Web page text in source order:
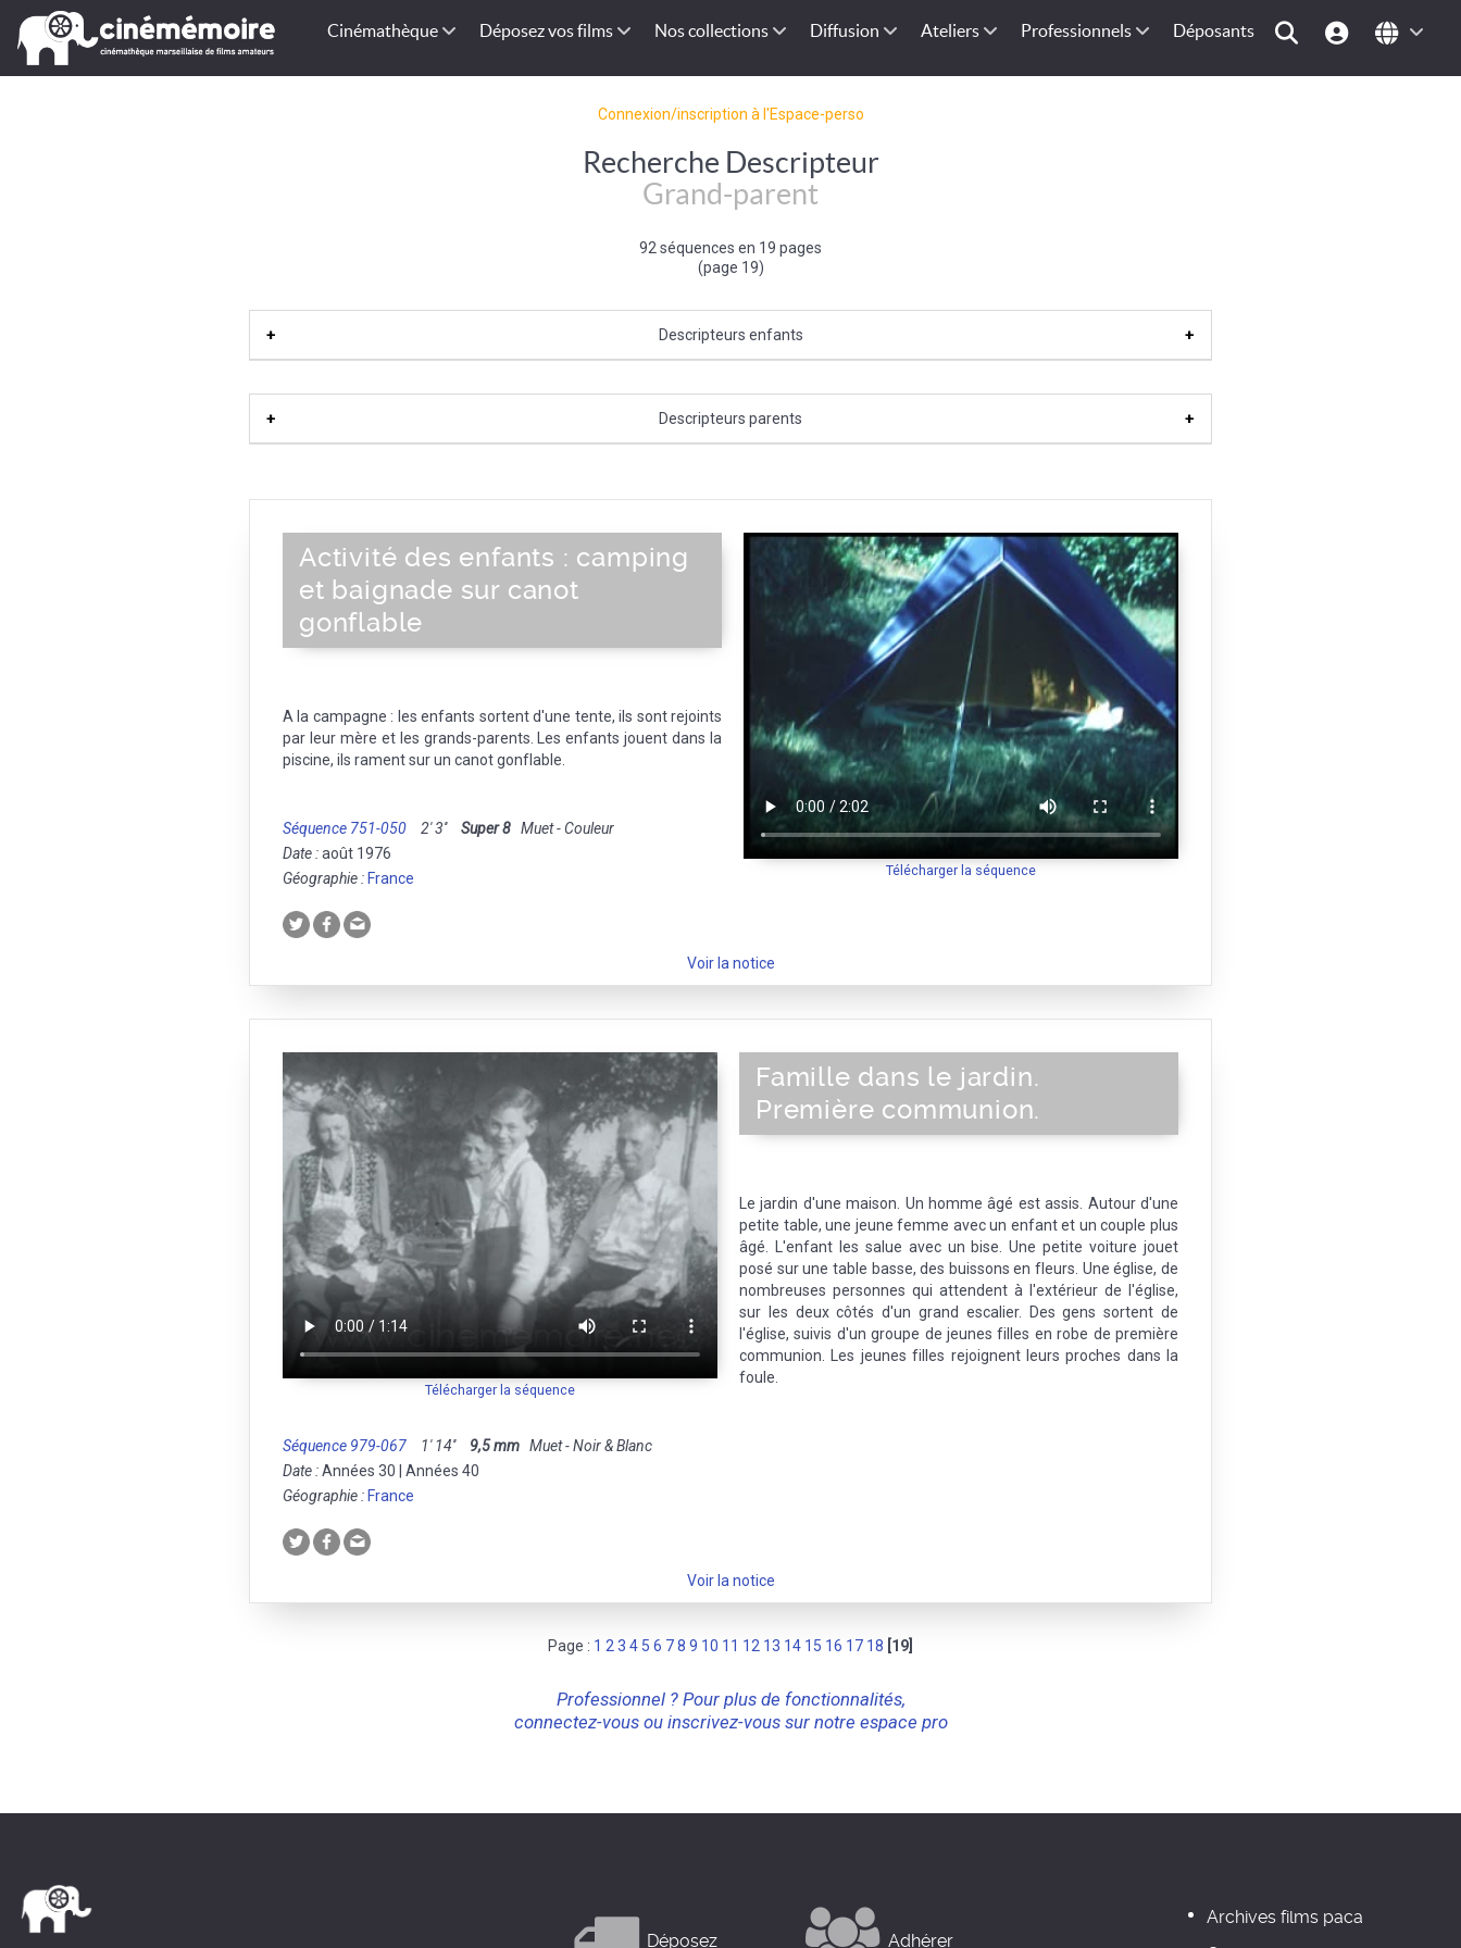
Cinémathèque Déposez vos films Nos collections Diffusion Ateliers Professionnels Déposants
Connexion/inscription à l'Espace-perso
Recherche Descripteur
Grand-parent
92 séquences en 19 pages
(page 19)
Descripteurs enfants
Grand-mère
Descripteurs parents
Télécharger la séquence
Activité des enfants : camping
et baignade sur canot
gonflable
A la campagne : les enfants sortent d'une tente, ils sont rejoints
par leur mère et les grands-parents. Les enfants jouent dans la
piscine, ils rament sur un canot gonflable.
Séquence 751-050 2' 3'' Super 8 Muet - Couleur
Date :août 1976
Géographie : France
Voir la notice
Télécharger la séquence
Famille dans le jardin.
Première communion.
Le jardin d'une maison. Un homme âgé est assis. Autour d'une
petite table, une jeune femme avec un enfant et un couple plus
âgé. L'enfant les salue avec un bise. Une petite voiture jouet
posé sur une table basse, des buissons en fleurs. Une église, de
nombreuses personnes qui attendent à l'extérieur de l'église,
sur les deux côtés d'un grand escalier. Des gens sortent de
l'église, suivis d'un groupe de jeunes filles en robe de première
communion. Les jeunes filles rejoignent leurs proches dans la
foule.
Séquence 979-067 1' 14'' 9,5 mm Muet - Noir & Blanc
Date :Années 30 | Années 40
Géographie : France
Voir la notice
Page : 1 2 3 4 5 6 78 9 10 11 12 13 14 15 16 17 18 [19]
Professionnel ? Pour plus de fonctionnalités,
connectez-vous ou inscrivez-vous sur notre espace pro
Déposez Adhérer
Archives films paca